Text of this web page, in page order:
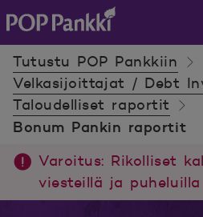
POP Pankki, etusivulle
Tutustu POP Pankkiin
Velkasijoittajat / Debt
Taloudelliset raportit
Bonum Pankin raportit
Varoitus: Rikolliset
viesteillä ja puheluilla